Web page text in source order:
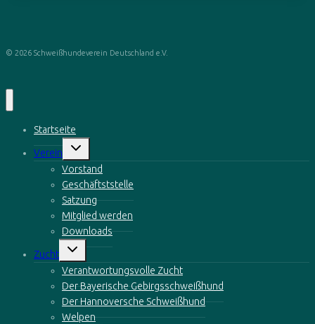
© 2026 Schweißhundeverein Deutschland e.V.
Startseite
Verein
Untermenü
Vorstand
Geschäftststelle
Satzung
Mitglied werden
Downloads
Zucht
Untermenü
Verantwortungsvolle Zucht
Der Bayerische Gebirgsschweißhund
Der Hannoversche Schweißhund
Welpen